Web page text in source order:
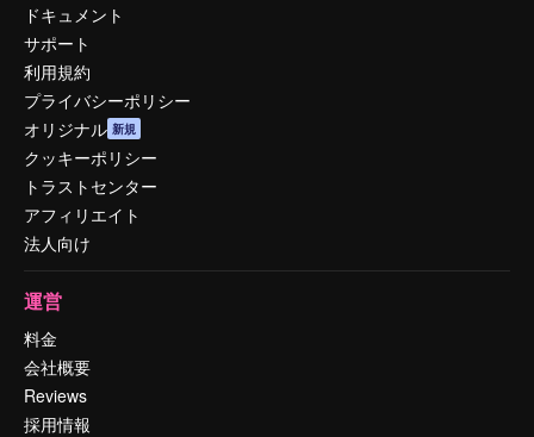
ドキュメント
サポート
利用規約
プライバシーポリシー
オリジナル 新規
クッキーポリシー
トラストセンター
アフィリエイト
法人向け
運営
料金
会社概要
Reviews
採用情報